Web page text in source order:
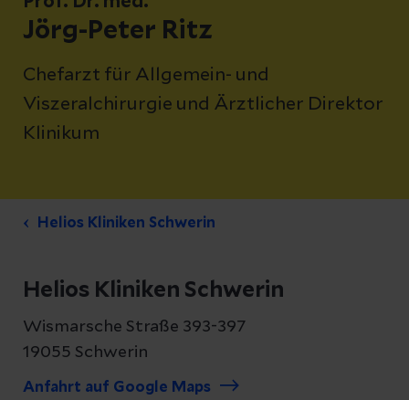
Jörg-Peter Ritz
Chefarzt für Allgemein- und
Viszeralchirurgie und Ärztlicher Direktor
Klinikum
Helios Kliniken Schwerin
Helios Kliniken Schwerin
Wismarsche Straße 393-397
19055 Schwerin
Anfahrt auf Google Maps